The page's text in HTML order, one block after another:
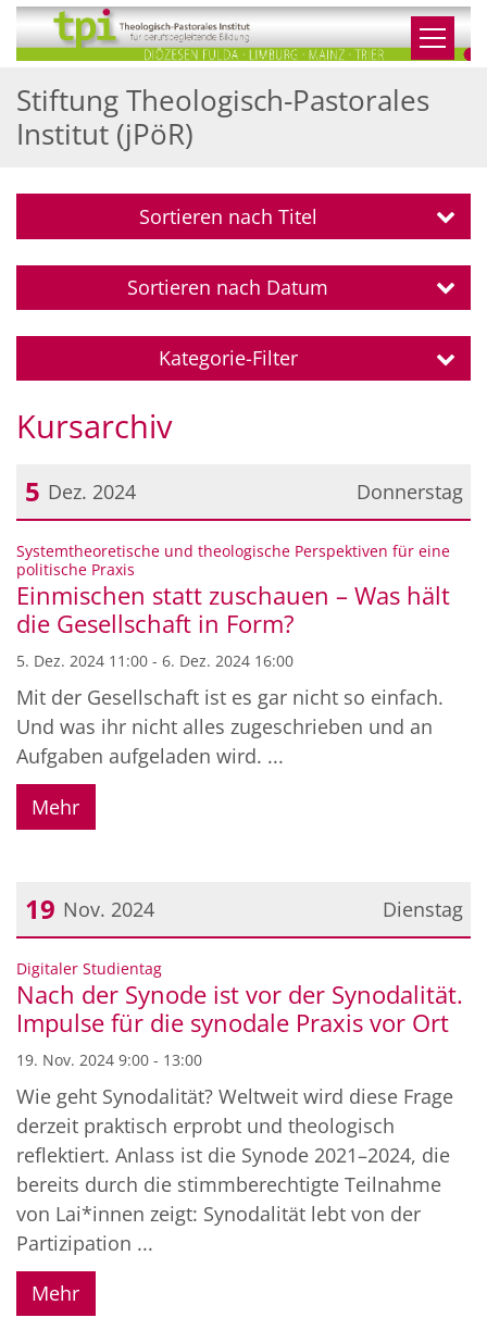
Zum Inhalt springen
Stiftung Theologisch-Pastorales
Institut (jPöR)
Sortieren nach Titel
Sortieren nach Datum
Kategorie-Filter
Kursarchiv
Donnerstag
5 Dez. 2024
Datum: 5. Dezember 2024
Systemtheoretische und theologische Perspektiven für eine
politische Praxis
Einmischen statt zuschauen – Was hält
die Gesellschaft in Form?
5. Dez. 2024 11:00 - 6. Dez. 2024 16:00
Mit der Gesellschaft ist es gar nicht so einfach.
Und was ihr nicht alles zugeschrieben und an
Aufgaben aufgeladen wird. ...
Mehr
Dienstag
19 Nov. 2024
Datum: 19. November 2024
Digitaler Studientag:
Nach der Synode ist vor der Synodalität.
Impulse für die synodale Praxis vor Ort
19. Nov. 2024 9:00 - 13:00
Wie geht Synodalität? Weltweit wird diese Frage
derzeit praktisch erprobt und theologisch
reflektiert. Anlass ist die Synode 2021–2024, die
bereits durch die stimmberechtigte Teilnahme
von Lai*innen zeigt: Synodalität lebt von der
Partizipation ...
Mehr